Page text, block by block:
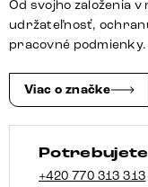
látka
taupe
krížová
hranatá
čierna
Od svojho založenia
udržateľnosť,
pracovné podmienky.
Viac o značke
+420 770 313 313